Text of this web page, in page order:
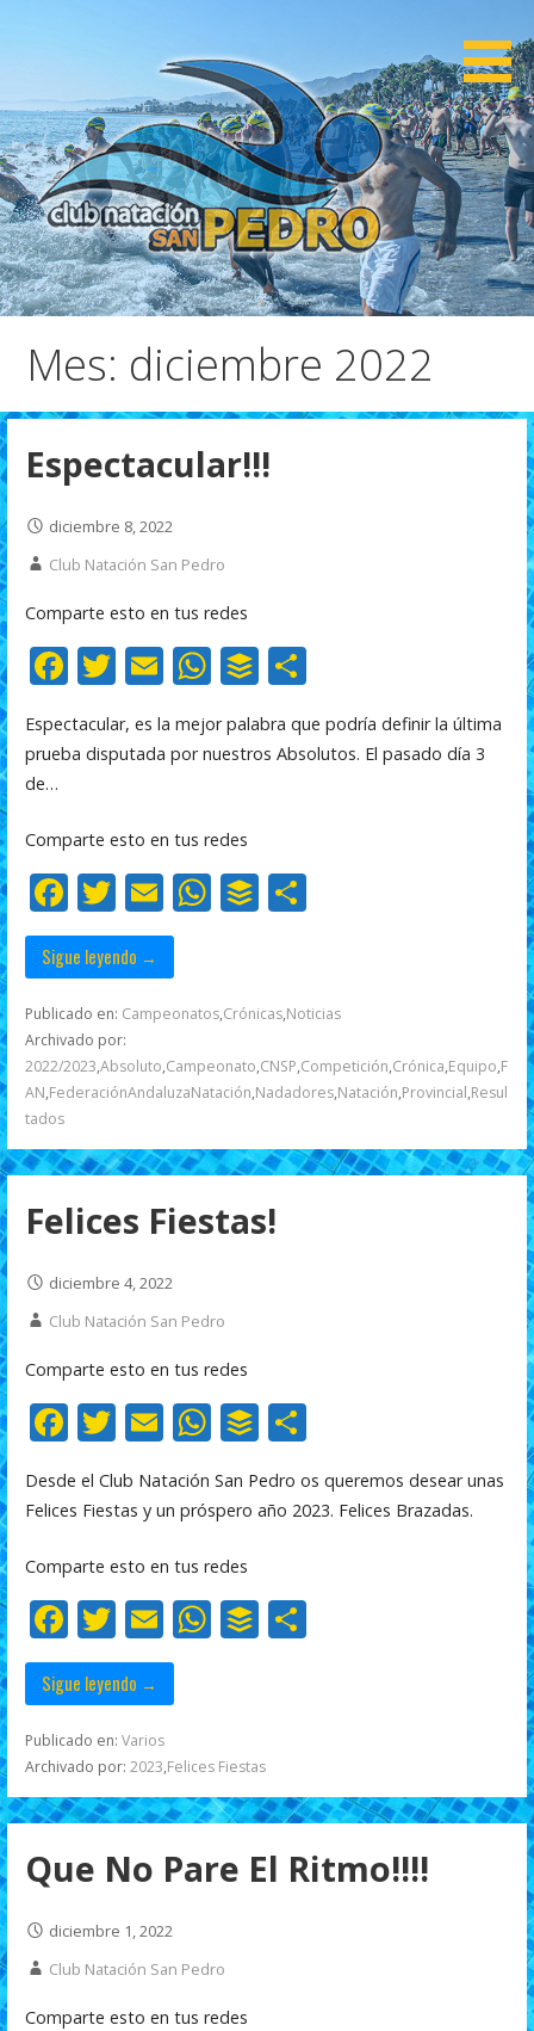
Club Natación San Pedro
CNSP
Mes: diciembre 2022
Espectacular!!!
diciembre 8, 2022
Club Natación San Pedro
Comparte esto en tus redes
F
e
o
k
T
itt
E
ai
l
W
at
p
p
B
uf
f
C
m
r
Espectacular, es la mejor palabra que podría definir la última
prueba disputada por nuestros Absolutos. El pasado día 3
de…
Comparte esto en tus redes
F
ac
e
b
o
o
T
w
itt
er
E
m
ai
l
W
s
p
B
er
C
p
ti
Sigue leyendo →
Publicado en: Campeonatos,Crónicas,Noticias
Archivado por:
2022/2023,Absoluto,Campeonato,CNSP,Competición,Crónica,Equipo,F
AN,FederaciónAndaluzaNatación,Nadadores,Natación,Provincial,Resul
tados
Felices Fiestas!
diciembre 4, 2022
Club Natación San Pedro
Comparte esto en tus redes
F
ac
e
o
o
k
T
w
itt
er
E
m
ai
W
at
s
A
p
p
B
uf
f
C
m
ti
r
Desde el Club Natación San Pedro os queremos desear unas
Felices Fiestas y un próspero año 2023. Felices Brazadas.
Comparte esto en tus redes
F
ac
e
b
o
o
T
w
itt
er
E
m
ai
l
W
A
p
B C
ti
r
Sigue leyendo →
Publicado en: Varios
Archivado por: 2023,Felices Fiestas
Que No Pare El Ritmo!!!!
diciembre 1, 2022
Club Natación San Pedro
Comparte esto en tus redes